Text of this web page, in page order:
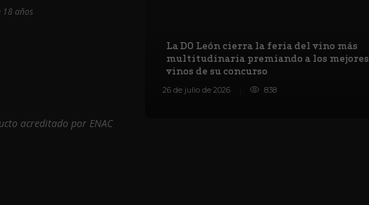
18 años
acreditado por ENAC
La DO León cierra la feria del vino más
multitudinaria premiando a los mejores
vinos de su concurso
26 de julio de 2026 838